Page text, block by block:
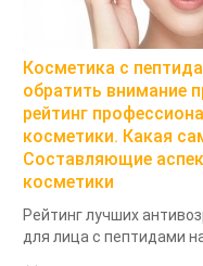
Косметика с
обратить внимание
рейтинг
косметики. Какая
Составляющие
косметики
Рейтинг лучших
для лица с пептидами на